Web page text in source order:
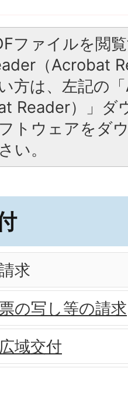
ファイルを閲
（Acrobat
方は、左記の
Reader）」ダ
トウェアをダ
い。
求
の写し等の請求
域交付